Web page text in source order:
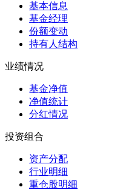
基本信息
基金经理
份额变动
持有人结构
业绩情况
基金净值
净值统计
分红情况
投资组合
资产分配
行业明细
重仓股明细